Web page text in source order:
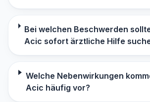
Bei welchen Beschwerden
Acic sofort ärztliche Hilfe
Welche Nebenwirkungen
Acic häufig vor?